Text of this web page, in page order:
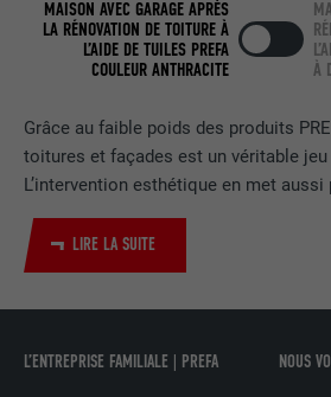
Grâce au faible poids des produits
toitures et façades est un véritable jeu
L’intervention esthétique en met aussi
LIRE LA SUITE
MAISON AVEC GARAGE APRÈS
LA RÉNOVATION DE TOITURE À
L’AIDE DE TUILES PREFA
COULEUR ANTHRACITE
À
L’ENTREPRISE FAMILIALE | PREFA NOUS
UTILITÉ
Est utilisé pour
plusieurs sites
la publicité
NOM lidc
FOURNISSEUR